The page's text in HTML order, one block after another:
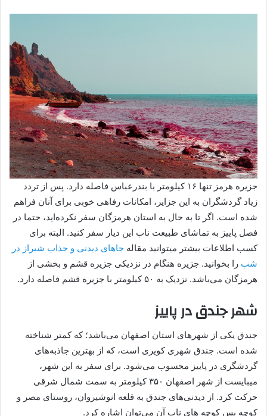
جزیره هرمز تنها ۱۶ کیلومتر با بندرعباس فاصله دارد. پس از تردد
زیاد گردشگران به این جزایر، امکانات رفاهی خوبی برای آنان فراهم
شده است. اگر تا به حال به استان هرمزگان سفر نکرده‌اید، حتما در
فصل پاییز به تماشای طبیعت ناب این دیار سفر کنید. البته برای
کسب اطلاعات بیشتر میتوانید مقاله جاهای دیدنی و جذاب شیراز در
شب را بخوانید. جزیره هنگام در نزدیکی جزیره قشم و بخشی از
هرمزگان می‌باشد. نزدیک به ۵۰ کیلومتر با جزیره قشم فاصله دارد.
شهر جندق در پاییز
جندق یکی از شهرهای استان اصفهان می‌باشد؛ که کمتر شناخته
شده است. جندق شهری کویری است، که از بهترین جاذبه‌های
گردشگری در پاییز محسوب می‌شود. برای سفر به این شهر،
میبایست از شهر اصفهان ۳۵۰ کیلومتر به سمت شمال شرقی
حرکت کرد. از دیدنی‌های جندق به قلعه انوشیروان، روستای مصر و
کوچه پس کوچه های ناب آن می‌توان اشاره کرد.